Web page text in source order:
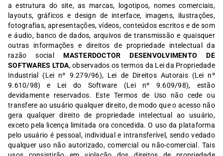
a estrutura do site, as marcas, logotipos, nomes comerciais,
layouts, gráficos e design de interface, imagens, ilustrações,
fotografias, apresentações, vídeos, conteúdos escritos e de som
e áudio, banco de dados, arquivos de transmissão e quaisquer
outras informações e direitos de propriedade intelectual da
razão socialMASTERDOCTOR DESENVOLVIMENTO DE
SOFTWARES LTDA, observados os termos da Lei da Propriedade
Industrial (Lei nº 9.279/96), Lei de Direitos Autorais (Lei nº
9.610/98) e Lei do Software (Lei nº 9.609/98), estão
devidamente reservados. Este Termos de Uso não cede ou
transfere ao usuário qualquer direito, de modo que o acesso não
gera qualquer direito de propriedade intelectual ao usuário,
exceto pela licença limitada ora concedida. O uso da plataforma
pelo usuário é pessoal, individual e intransferível, sendo vedado
qualquer uso não autorizado, comercial ou não-comercial. Tais